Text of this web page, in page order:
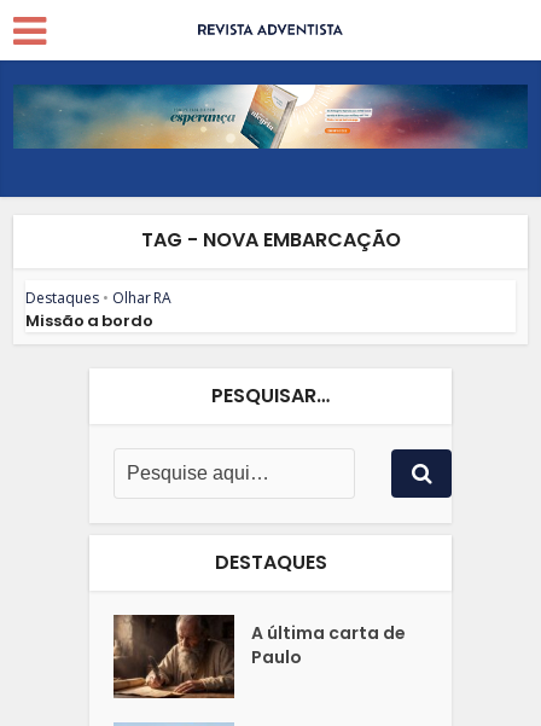
TAG - NOVA EMBARCAÇÃO
Destaques • Olhar RA
Missão a bordo
PESQUISAR…
DESTAQUES
A última carta de
Paulo